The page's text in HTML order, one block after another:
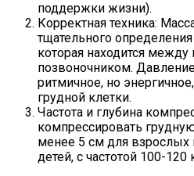
поддержки жизни).
Корректная техника:
тщательного
которая находится между
позвоночником.
ритмичное, но
грудной клетки.
Частота и глубина
компрессировать
менее 5 см для
детей, с частотой 100-